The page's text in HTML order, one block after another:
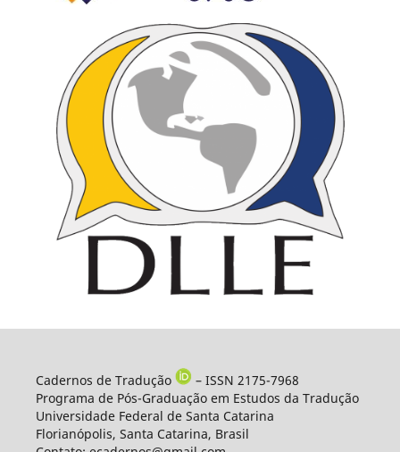
Cadernos de Tradução
– ISSN 2175-7968
Programa de Pós-Graduação em Estudos da Tradução
Universidade Federal de Santa Catarina
Florianópolis, Santa Catarina, Brasil